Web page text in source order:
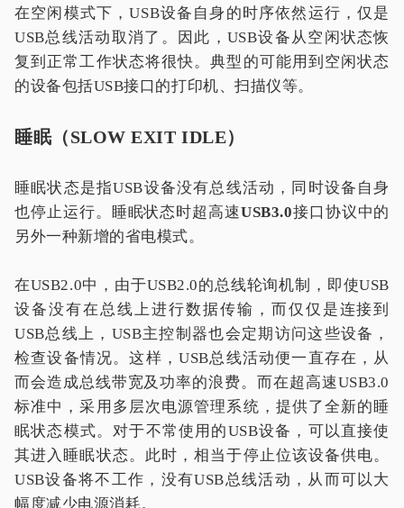
在空闲模式下，USB设备自身的时序依然运行，仅是
USB总线活动取消了。因此，USB设备从空闲状态恢
复到正常工作状态将很快。典型的可能用到空闲状态
的设备包括USB接口的打印机、扫描仪等。
睡眠（SLOW EXIT IDLE）
睡眠状态是指USB设备没有总线活动，同时设备自身
也停止运行。睡眠状态时超高速USB3.0接口协议中的
另外一种新增的省电模式。
在USB2.0中，由于USB2.0的总线轮询机制，即使USB
设备没有在总线上进行数据传输，而仅仅是连接到
USB总线上，USB主控制器也会定期访问这些设备，
检查设备情况。这样，USB总线活动便一直存在，从
而会造成总线带宽及功率的浪费。而在超高速USB3.0
标准中，采用多层次电源管理系统，提供了全新的睡
眠状态模式。对于不常使用的USB设备，可以直接使
其进入睡眠状态。此时，相当于停止位该设备供电。
USB设备将不工作，没有USB总线活动，从而可以大
幅度减少电源消耗。